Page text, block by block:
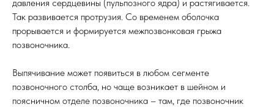
давления сердцевины (пульпозного ядра) и растягивается.
Так развивается протрузия. Со временем оболочка
прорывается и формируется межпозвонковая грыжа
позвоночника.
Выпячивание может появиться в любом сегменте
позвоночного столба, но чаще возникает в шейном и
поясничном отделе позвоночника – там, где позвоночник